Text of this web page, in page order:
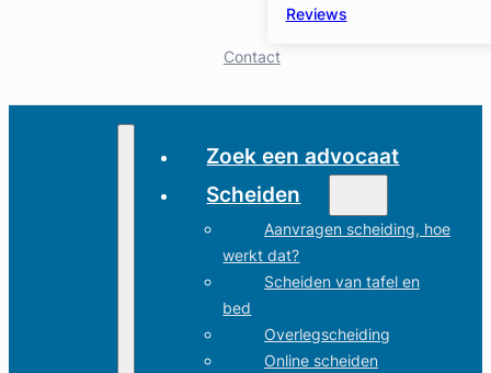
Reviews
Contact
Zoek een advocaat
Scheiden
Aanvragen scheiding, hoe
werkt dat?
Scheiden van tafel en
bed
Overlegscheiding
Online scheiden